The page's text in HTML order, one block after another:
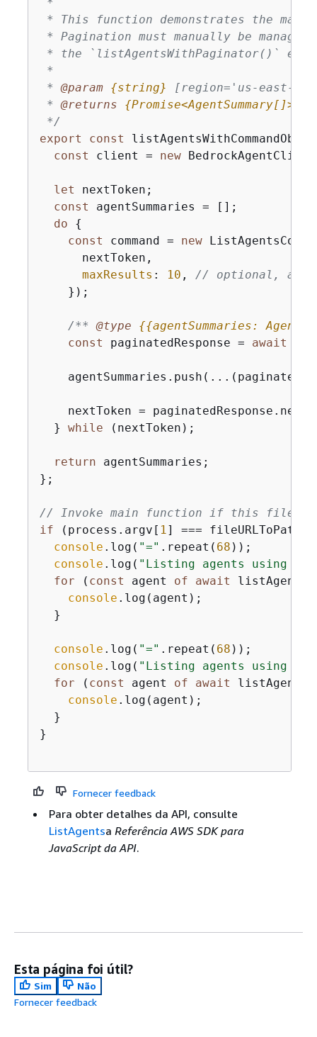
* This function demonstrates the
* Pagination must manually be
* the `listAgentsWithPaginator()`
*
* @param {string}
[region='us-east-1']
* @returns {Promise<AgentSummary[]>}
*/
export
const
const client = new
let nextToken;
const agentSummaries = [];
do
{
const command = new
      nextToken,
maxResults : 10 , // optional,
    });
/** @type {{agentSummaries:
const paginatedResponse = await
nextToken =
  }
while (nextToken);
return agentSummaries;
};
// Invoke main function if this file
if (process.argv[ 1] === fileURLToPath(
console .log( "=" .repeat( 68 ));
console .log( "Listing agents using
for ( const agent of await
console .log(agent);
  }
console .log( "=" .repeat( 68 ));
console .log( "Listing agents using
for ( const agent of await
console .log(agent);
  }
}
Fornecer feedback
Para obter detalhes da API, consulte
ListAgentsa Referência AWS SDK para
JavaScript da API.
Esta página foi útil?
Sim
Não
Fornecer feedback